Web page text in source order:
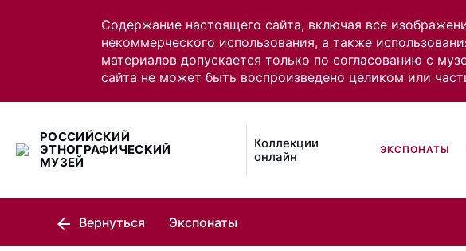
Содержание настоящего сайта, включая все
некоммерческого использования, а также
материалов допускается только по согласованию с
сайта не может быть воспроизведено целиком или
РОССИЙСКИЙ
ЭТНОГРАФИЧЕСКИЙ
МУЗЕЙ
Коллекции
онлайн
ЭКСПОНАТЫ
Вернуться Экспонаты